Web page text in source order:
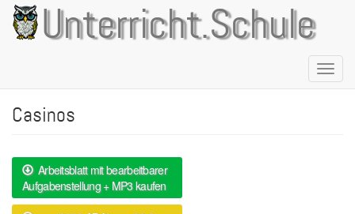
Direkt
zum
Inhalt
Unterricht.Schule
Casinos
Arbeitsblatt mit bearbeitbarer
Aufgabenstellung + MP3 kaufen